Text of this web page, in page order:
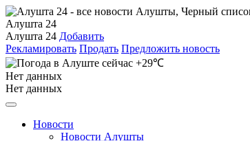
Алушта 24
Алушта 24 Добавить
Рекламировать Продать Предложить новость
+29℃
Нет данных
Нет данных
Новости
Новости Алушты